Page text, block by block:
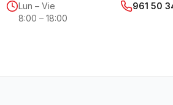
Lun – Vie
8:00 – 18:00
961 50